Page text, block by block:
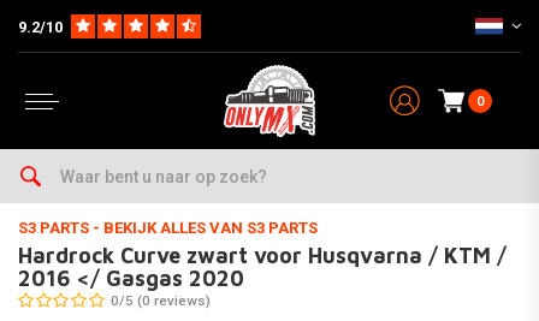
9.2/10
0
Home Voetsteun & Pedaal
S3 PARTS - BEKIJK ALLES VAN S3 PARTS
Hardrock Curve zwart voor Husqvarna / KTM /
2016 </ Gasgas 2020
0/5 (0 reviews)